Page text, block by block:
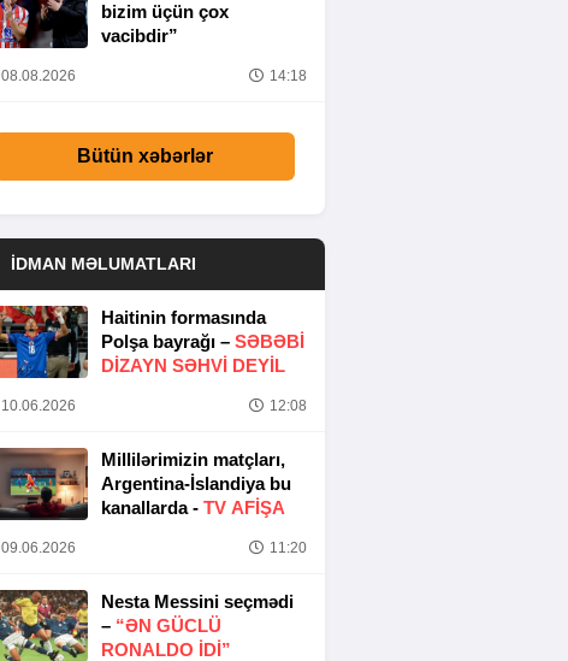
bizim üçün çox
vacibdir”
08.08.2026 14:18
Bütün xəbərlər
İDMAN MƏLUMATLARI
Haitinin formasında
Polşa bayrağı – SƏBƏBI
DIZAYN SƏHVI DEYIL
10.06.2026 12:08
Millilərimizin matçları,
Argentina-İslandiya bu
kanallarda - TV AFİŞA
09.06.2026 11:20
Nesta Messini seçmədi
– “ƏN GÜCLÜ
RONALDO IDI”